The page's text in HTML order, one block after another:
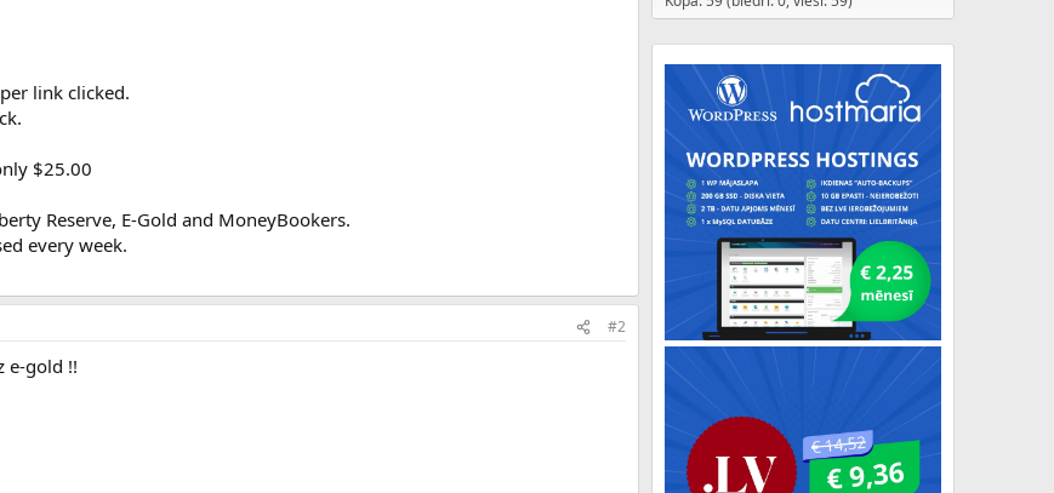
link clicked.
$25.00
Reserve, E-Gold and MoneyBookers.
every week.
#2
e-gold !!